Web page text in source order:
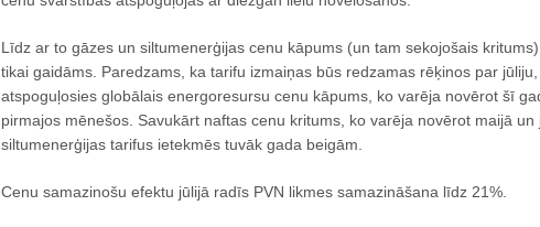
Līdz ar to gāzes un siltumenerģijas cenu kāpums (un tam sekojošais
tikai gaidāms. Paredzams, ka tarifu izmaiņas būs redzamas rēķinos par
atspoguļosies globālais energoresursu cenu kāpums, ko varēja novērot šī
pirmajos mēnešos. Savukārt naftas cenu kritums, ko varēja novērot maijā un
siltumenerģijas tarifus ietekmēs tuvāk gada beigām.
Cenu samazinošu efektu jūlijā radīs PVN likmes samazināšana līdz 21%.